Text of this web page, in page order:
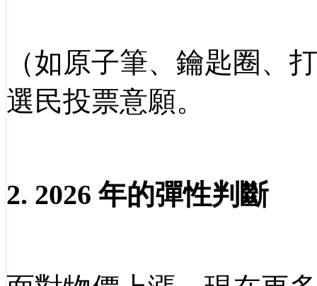
（如原子筆、鑰匙圈、
選民投票意願。
2. 2026年的彈性判斷